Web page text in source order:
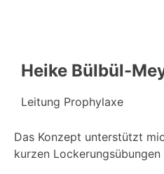
Heike Bülbül-
Leitung Prophylaxe
Das Konzept unterstützt
kurzen